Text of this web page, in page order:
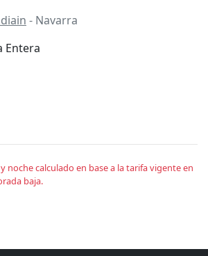
- Navarra
Entera
noche calculado en base a la tarifa vigente en
baja.